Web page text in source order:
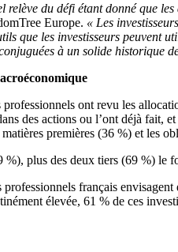
du défi étant donné que
Europe. « Les
que les investisseurs
à un solide historique
ont revu les
des actions ou l’ont déjà fait,
premières (36 %) et les
%), plus des deux tiers (69 %)
français
élevée, 61 % de ces